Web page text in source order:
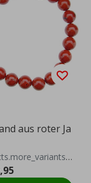
aus roter Ja
products.more_variants_available